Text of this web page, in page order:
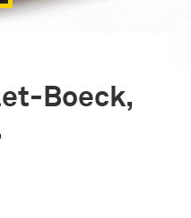
Boeck,